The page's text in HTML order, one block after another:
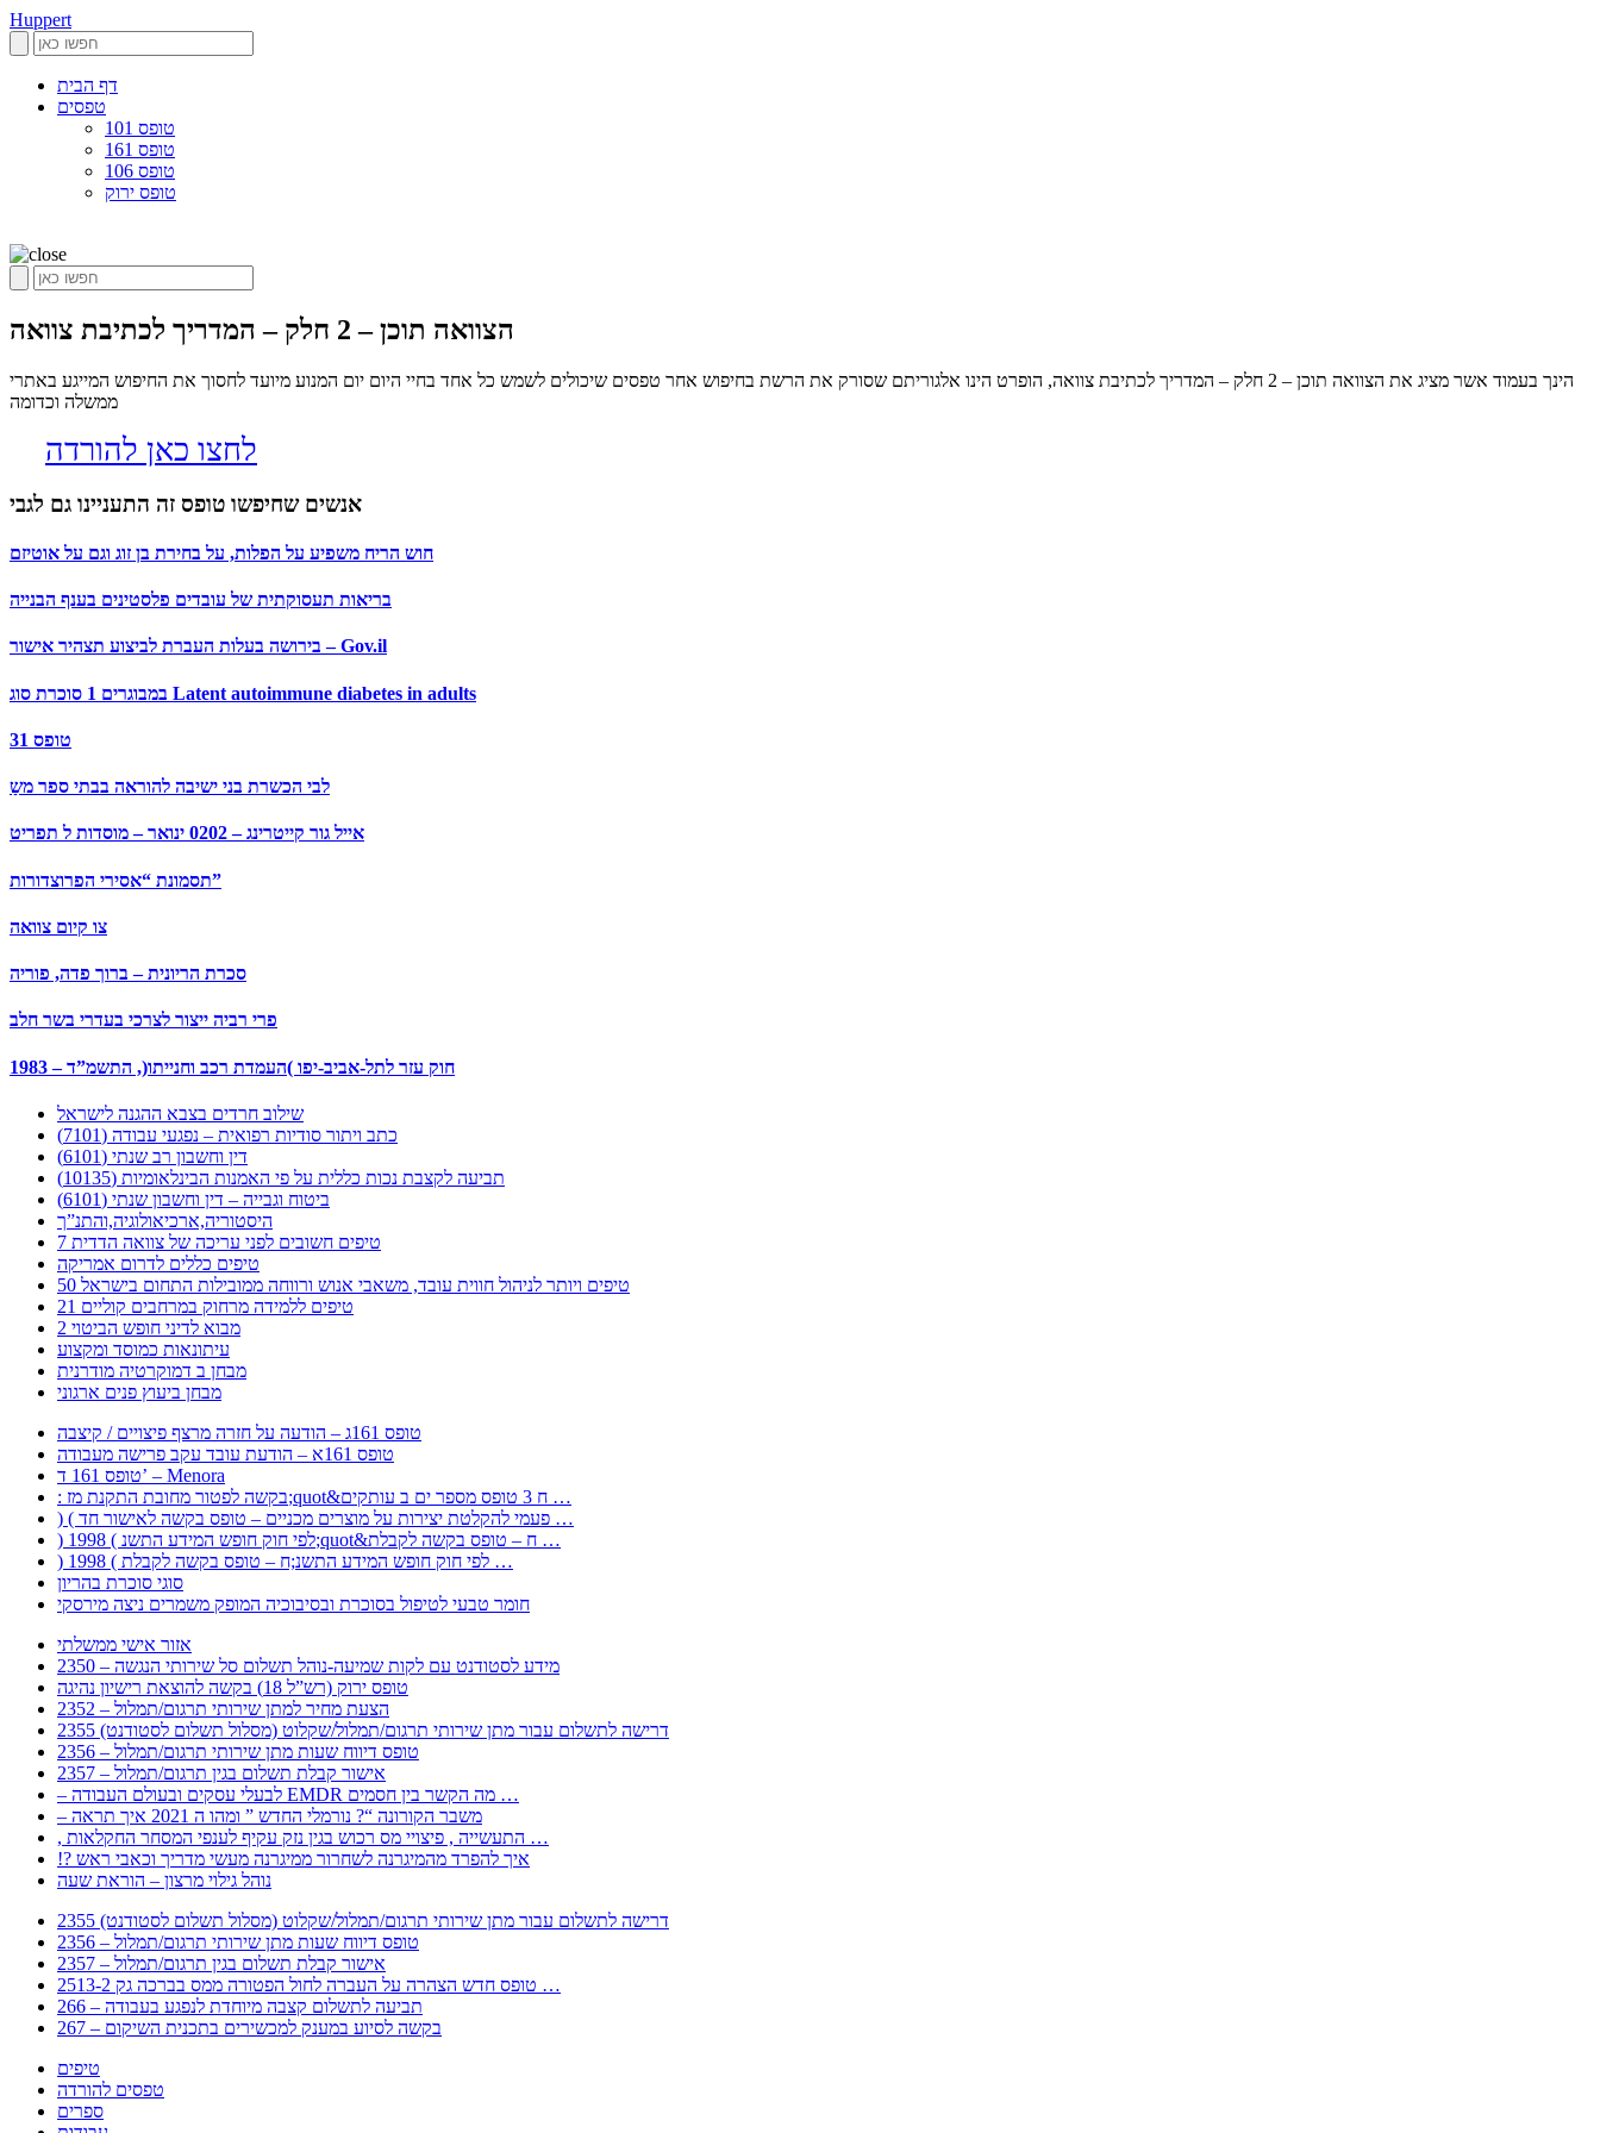
Huppert
דף הבית
טפסים
טופס 101
טופס 161
טופס 106
טופס ירוק
הצוואה תוכן – 2 חלק – המדריך לכתיבת צוואה
הינך בעמוד אשר מציג את הצוואה תוכן – 2 חלק – המדריך לכתיבת צוואה, הופרט הינו אלגוריתם שסורק את הרשת בחיפוש אחר טפסים שיכולים לשמש כל אחד בחיי היום יום המנוע מיועד לחסוך את החיפוש המייגע באתרי
ממשלה וכדומה
לחצו כאן להורדה
אנשים שחיפשו טופס זה התעניינו גם לגבי
חוש הריח משפיע על הפלות, על בחירת בן זוג וגם על אוטיזם
בריאות תעסוקתית של עובדים פלסטינים בענף הבנייה
בירושה בעלות העברת לביצוע תצהיר אישור – Gov.il
במבוגרים 1 סוכרת סוג Latent autoimmune diabetes in adults
טופס 31
לבי הכשרת בני ישיבה להוראה בבתי ספר משַ
אייל גור קייטרינג – 0202 ינואר – מוסדות ל תפריט
תסמונת “אסירי הפרוצדורות”
צו קיום צוואה
סכרת הריונית – ברוך פדה, פוריה
פרי רביה ייצור לצרכי בעדרי בשר חלב
1983 – חוק עזר לתל-אביב-יפו )העמדת רכב וחנייתו(, התשמ”ד
שילוב חרדים בצבא ההגנה לישראל
כתב ויתור סודיות רפואית – נפגעי עבודה (7101)
דין וחשבון רב שנתי (6101)
תביעה לקצבת נכות כללית על פי האמנות הבינלאומיות (10135)
ביטוח וגבייה – דין וחשבון שנתי (6101)
היסטוריה,ארכיאולוגיה,והתנ”ך
7 טיפים חשובים לפני עריכה של צוואה הדדית
טיפים כללים לדרום אמריקה
50 טיפים ויותר לניהול חווית עובד, משאבי אנוש ורווחה ממובילות התחום בישראל
21 טיפים ללמידה מרחוק במרחבים קוליים
מבוא לדיני חופש הביטוי 2
עיתונאות כמוסד ומקצוע
מבחן ב דמוקרטיה מודרנית
מבחן ביעוץ פנים ארגוני
טופס 161ג – הודעה על חזרה מרצף פיצויים / קיצבה
טופס 161א – הודעת עובד עקב פרישה מעבודה
טופס 161 ד’ – Menora
: בקשה לפטור מחובת התקנת מז;quot&ח 3 טופס מספר ים ב עותקים …
) ( פעמי להקלטת יצירות על מוצרים מכניים – טופס בקשה לאישור חד …
) 1998 ( לפי חוק חופש המידע התשנ;quot&ח – טופס בקשה לקבלת …
) 1998 ( לפי חוק חופש המידע התשנ;ח – טופס בקשה לקבלת …
סוגי סוכרת בהריון
חומר טבעי לטיפול בסוכרת ובסיבוכיה המופק משמרים ניצה מירסקי
אזור אישי ממשלתי
2350 – מידע לסטודנט עם לקות שמיעה-נוהל תשלום סל שירותי הנגשה
טופס ירוק (רש”ל 18) בקשה להוצאת רישיון נהיגה
2352 – הצעת מחיר למתן שירותי תרגום/תמלול
2355 דרישה לתשלום עבור מתן שירותי תרגום/תמלול/שקלוט (מסלול תשלום לסטודנט)
2356 – טופס דיווח שעות מתן שירותי תרגום/תמלול
2357 – אישור קבלת תשלום בגין תרגום/תמלול
– לבעלי עסקים ובעולם העבודה EMDR מה הקשר בין חסמים …
– משבר הקורונה “? נורמלי החדש ” ומהו ה 2021 איך תראה
, התעשייה , פיצויי מס רכוש בגין נזק עקיף לענפי המסחר החקלאות …
!? איך להפרד מהמיגרנה לשחרור ממיגרנה מעשי מדריך וכאבי ראש
נוהל גילוי מרצון – הוראת שעה
2355 דרישה לתשלום עבור מתן שירותי תרגום/תמלול/שקלוט (מסלול תשלום לסטודנט)
2356 – טופס דיווח שעות מתן שירותי תרגום/תמלול
2357 – אישור קבלת תשלום בגין תרגום/תמלול
2513-2 טופס חדש הצהרה על העברה לחול הפטורה ממס בברכה גק …
266 – תביעה לתשלום קצבה מיוחדת לנפגע בעבודה
267 – בקשה לסיוע במענק למכשירים בתכנית השיקום
טיפים
טפסים להורדה
ספרים